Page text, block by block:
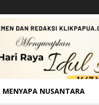
MENYAPA NUSANTARA